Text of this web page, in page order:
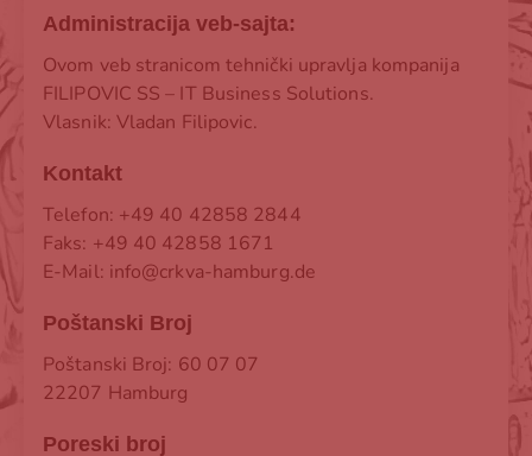
Administracija veb-sajta:
Ovom veb stranicom tehnički upravlja kompanija
FILIPOVIC SS – IT Business Solutions.
Vlasnik: Vladan Filipovic.
Kontakt
Telefon: +49 40 42858 2844
Faks: +49 40 42858 1671
E-Mail: info@crkva-hamburg.de
Poštanski Broj
Poštanski Broj: 60 07 07
22207 Hamburg
Poreski broj